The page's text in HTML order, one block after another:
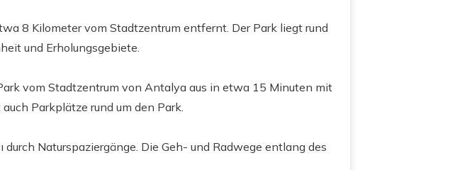
8 Kilometer vom Stadtzentrum entfernt. Der Park liegt rund
und Erholungsgebiete.
vom Stadtzentrum von Antalya aus in etwa 15 Minuten mit
Parkplätze rund um den Park.
durch Naturspaziergänge. Die Geh- und Radwege entlang des